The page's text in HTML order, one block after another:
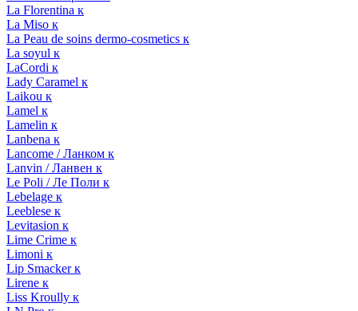
La Florentina к
La Miso к
La Peau de soins dermo-cosmetics к
La soyul к
LaCordi к
Lady Caramel к
Laikou к
Lamel к
Lamelin к
Lanbena к
Lancome / Ланком к
Lanvin / Ланвен к
Le Poli / Ле Поли к
Lebelage к
Leeblese к
Levitasion к
Lime Crime к
Limoni к
Lip Smacker к
Lirene к
Liss Kroully к